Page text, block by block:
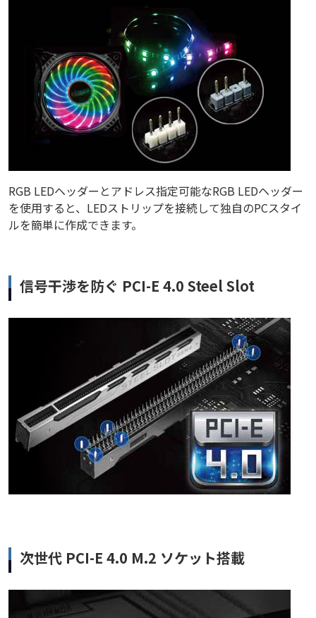
RGB LEDヘッダーとアドレス指定可能なRGB LEDヘッダー
を使用すると、LEDストリップを接続して独自のPCスタイ
ルを簡単に作成できます。
信号干渉を防ぐ PCI-E 4.0 Steel Slot
次世代 PCI-E 4.0 M.2 ソケット搭載